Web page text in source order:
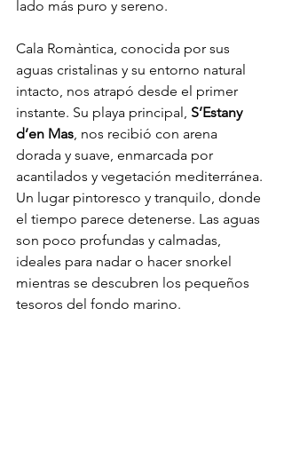
lado más puro y sereno.
Cala Romàntica, conocida por sus
aguas cristalinas y su entorno natural
intacto, nos atrapó desde el primer
instante. Su playa principal, S’Estany
d’en Mas, nos recibió con arena
dorada y suave, enmarcada por
acantilados y vegetación mediterránea.
Un lugar pintoresco y tranquilo, donde
el tiempo parece detenerse. Las aguas
son poco profundas y calmadas,
ideales para nadar o hacer snorkel
mientras se descubren los pequeños
tesoros del fondo marino.